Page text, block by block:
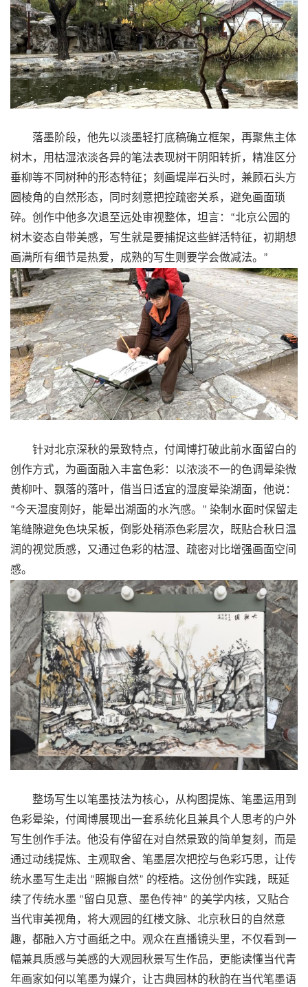
落墨阶段，他先以淡墨轻打底稿确立框架，再聚焦主体
树木，用枯湿浓淡各异的笔法表现树干阴阳转折，精准区分
垂柳等不同树种的形态特征；刻画堤岸石头时，兼顾石头方
圆棱角的自然形态，同时刻意把控疏密关系，避免画面琐
碎。创作中他多次退至远处审视整体，坦言： “北京公园的
树木姿态自带美感，写生就是要捕捉这些鲜活特征，初期想
画满所有细节是热爱，成熟的写生则要学会做减法。 ”
针对北京深秋的景致特点，付闻博打破此前水面留白的
创作方式，为画面融入丰富色彩：以浓淡不一的色调晕染微
黄柳叶、飘落的落叶，借当日适宜的湿度晕染湖面，他说：
“今天湿度刚好，能晕出湖面的水汽感。 ” 染制水面时保留走
笔缝隙避免色块呆板，倒影处稍添色彩层次，既贴合秋日温
润的视觉质感，又通过色彩的枯湿、疏密对比增强画面空间
感。
整场写生以笔墨技法为核心，从构图提炼、笔墨运用到
色彩晕染，付闻博展现出一套系统化且兼具个人思考的户外
写生创作手法。他没有停留在对自然景致的简单复刻，而是
通过动线提炼、主观取舍、笔墨层次把控与色彩巧思，让传
统水墨写生走出 “照搬自然” 的桎梏。这份创作实践，既延
续了传统水墨 “留白见意、墨色传神” 的美学内核，又贴合
当代审美视角，将大观园的红楼文脉、北京秋日的自然意
趣，都融入方寸画纸之中。观众在直播镜头里，不仅看到一
幅兼具质感与美感的大观园秋景写生作品，更能读懂当代青
年画家如何以笔墨为媒介，让古典园林的秋韵在当代笔墨语